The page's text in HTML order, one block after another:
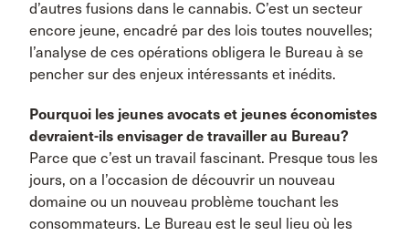
d’autres fusions dans le cannabis. C’est un secteur
encore jeune, encadré par des lois toutes nouvelles;
l’analyse de ces opérations obligera le Bureau à se
pencher sur des enjeux intéressants et inédits.
Pourquoi les jeunes avocats et jeunes économistes
devraient-ils envisager de travailler au Bureau?
Parce que c’est un travail fascinant. Presque tous les
jours, on a l’occasion de découvrir un nouveau
domaine ou un nouveau problème touchant les
consommateurs. Le Bureau est le seul lieu où les